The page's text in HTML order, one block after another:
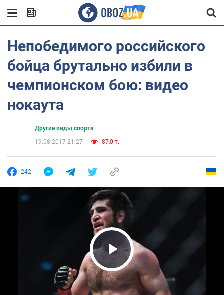
Непобедимого российского
бойца брутально избили в
чемпионском бою: видео
нокаута
Другие виды спорта
19.08.2017 21:27
87,0 т.
242
Play Video